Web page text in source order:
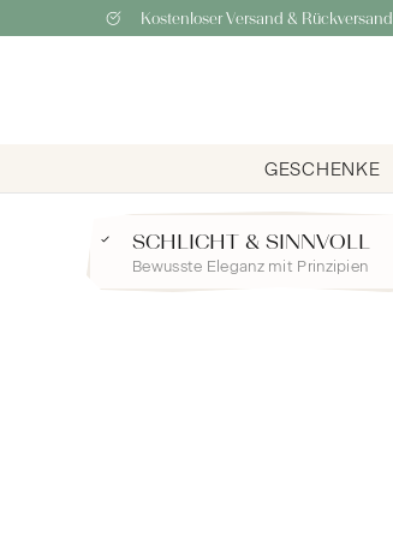
Kostenloser Versand & Rückversand
GESCHENKE
SCHLICHT & SINNVOLL
Bewusste Eleganz mit Prinzipien